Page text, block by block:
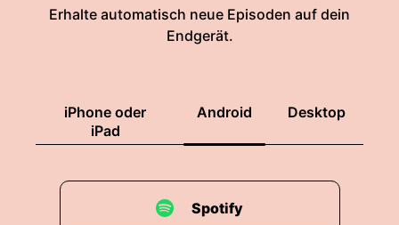
Erhalte automatisch neue Episoden auf dein
Endgerät.
iPhone oder
iPad
Android Desktop
Spotify